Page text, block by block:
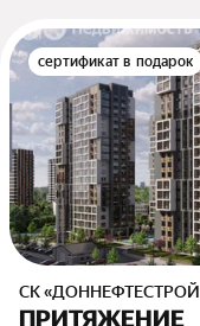
сертификат в подарок
СК
ПРИТЯЖЕНИЕ